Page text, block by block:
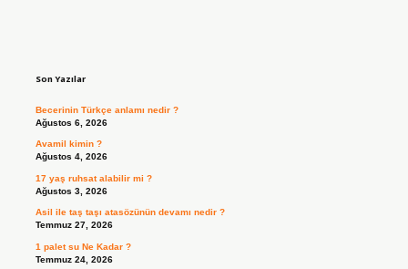
Son Yazılar
Becerinin Türkçe anlamı nedir ?
Ağustos 6, 2026
Avamil kimin ?
Ağustos 4, 2026
17 yaş ruhsat alabilir mi ?
Ağustos 3, 2026
Asil ile taş taşı atasözünün devamı nedir ?
Temmuz 27, 2026
1 palet su Ne Kadar ?
Temmuz 24, 2026